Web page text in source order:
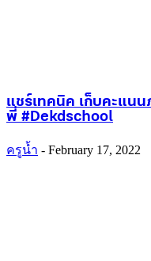
แชร์เทคนิค เก็บคะแน
พี่ #Dekdschool
ครูน้ำ - February 17, 2022